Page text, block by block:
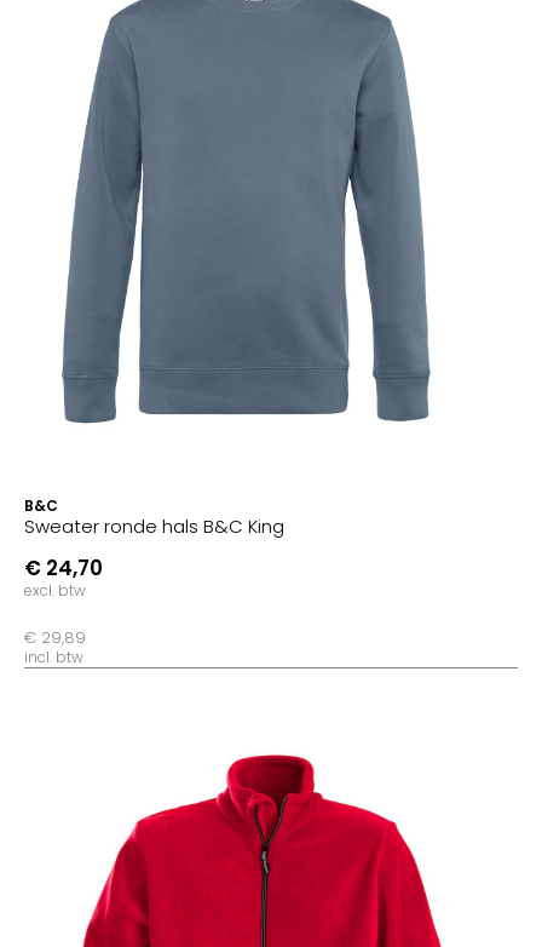
B&C
Sweater ronde hals B&C King
€ 24,70
excl. btw
€ 29,89
incl. btw